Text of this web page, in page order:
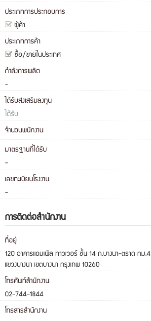
ประเภทการประกอบการ
ผู้ค้า
ประเภทการค้า
ซื้อ/ขายในประเทศ
กำลังการผลิต
-
ได้รับส่งเสริมลงทุน
ได้รับ
จำนวนพนักงาน
มาตรฐานที่ได้รับ
-
เลขทะเบียนโรงงาน
-
การติดต่อสำนักงาน
ที่อยู่
120 อาคารแอมเพิล ทาวเวอร์ ชั้น 14 ถ.บางนา-ตราด กม.4
แขวงบางนา เขตบางนา กรุงเทพ 10260
โทรศัพท์สำนักงาน
02-744-1844
โทรสารสำนักงาน